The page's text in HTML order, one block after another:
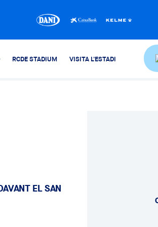
RCDE STADIUM VISITA L'ESTADI
EL SAN